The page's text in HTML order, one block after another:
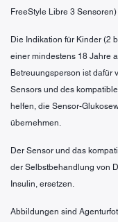
FreeStyle Libre 3
Die Indikation für Kinder (2
einer mindestens 18 Jahre
Betreuungsperson ist dafür
Sensors und des
helfen, die Sensor-
übernehmen.
Der Sensor und das
der Selbstbehandlung von
Insulin, ersetzen.
Abbildungen sind